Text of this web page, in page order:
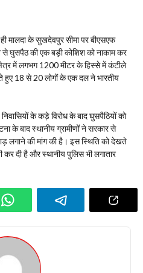
मालदा के सुखदेवपुर सीमा पर बीएसएफ
से घुसपैठ की एक बड़ी कोशिश को नाकाम कर
में लगभग 1200 मीटर के हिस्से में कंटीले
हुए 18 से 20 लोगों के एक दल ने भारतीय
के कड़े विरोध के बाद घुसपैठियों को
के बाद स्थानीय ग्रामीणों ने सरकार से
लगाने की मांग की है। इस स्थिति को देखते
कर दी है और स्थानीय पुलिस भी लगातार